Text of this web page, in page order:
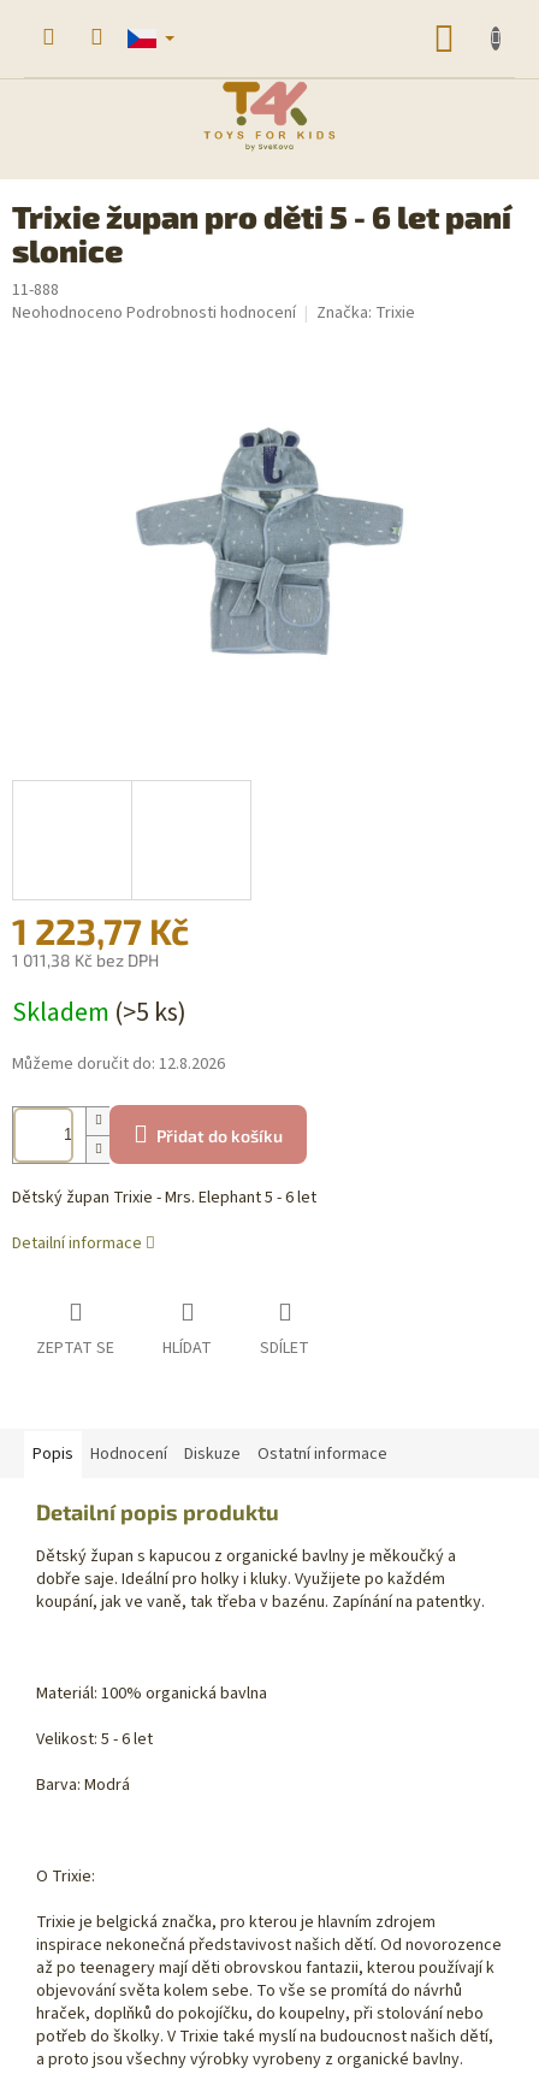
Trixie župan pro děti 5 - 6 let paní
slonice
11-888
Průměrné
Neohodnoceno Podrobnosti hodnocení Značka: Trixie
1 223,77 Kč
1 011,38 Kč bez DPH
cena:
Skladem (>5 ks)
Můžeme doručit do: 12.8.2026
Přidat do košíku
Dětský župan Trixie - Mrs. Elephant 5 - 6 let
Detailní informace
ZEPTAT SE HLÍDAT SDÍLET
Popis Hodnocení Diskuze Ostatní informace
Detailní popis produktu
Dětský župan s kapucou z organické bavlny je měkoučký a
dobře saje. Ideální pro holky i kluky. Využijete po každém
koupání, jak ve vaně, tak třeba v bazénu. Zapínání na patentky.
Materiál: 100% organická bavlna
Velikost: 5 - 6 let
Barva: Modrá
O Trixie:
Trixie je belgická značka, pro kterou je hlavním zdrojem
inspirace nekonečná představivost našich dětí. Od novorozence
až po teenagery mají děti obrovskou fantazii, kterou používají k
objevování světa kolem sebe. To vše se promítá do návrhů
hraček, doplňků do pokojíčku, do koupelny, při stolování nebo
potřeb do školky. V Trixie také myslí na budoucnost našich dětí,
a proto jsou všechny výrobky vyrobeny z organické bavlny.